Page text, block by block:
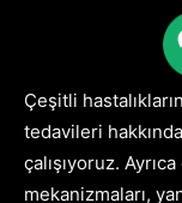
Çeşitli
tedavileri
çalışıyoruz.
mekanizmaları,